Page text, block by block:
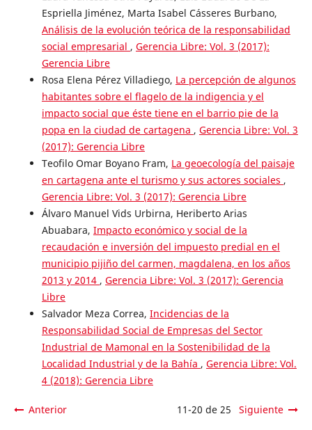
Espriella Jiménez, Marta Isabel Cásseres Burbano,
Análisis de la evolución teórica de la responsabilidad
social empresarial , Gerencia Libre: Vol. 3 (2017):
Gerencia Libre
Rosa Elena Pérez Villadiego, La percepción de algunos
habitantes sobre el flagelo de la indigencia y el
impacto social que éste tiene en el barrio pie de la
popa en la ciudad de cartagena , Gerencia Libre: Vol. 3
(2017): Gerencia Libre
Teofilo Omar Boyano Fram, La geoecología del paisaje
en cartagena ante el turismo y sus actores sociales ,
Gerencia Libre: Vol. 3 (2017): Gerencia Libre
Álvaro Manuel Vids Urbirna, Heriberto Arias
Abuabara, Impacto económico y social de la
recaudación e inversión del impuesto predial en el
municipio pijiño del carmen, magdalena, en los años
2013 y 2014 , Gerencia Libre: Vol. 3 (2017): Gerencia
Libre
Salvador Meza Correa, Incidencias de la
Responsabilidad Social de Empresas del Sector
Industrial de Mamonal en la Sostenibilidad de la
Localidad Industrial y de la Bahía , Gerencia Libre: Vol.
4 (2018): Gerencia Libre
Anterior 11-20 de 25 Siguiente